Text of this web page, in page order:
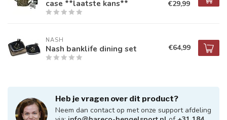
case **laatste kans**
€29,99
NASH
Nash banklife dining set €64,99
Heb je vragen over dit product?
Neem dan contact op met onze support afdeling